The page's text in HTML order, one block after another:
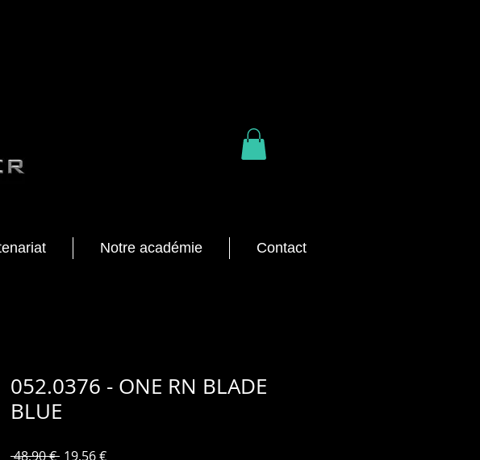
Notre académie Contact
052.0376 - ONE RN BLADE
BLUE
48,90 € Prix
19,56 €Prix